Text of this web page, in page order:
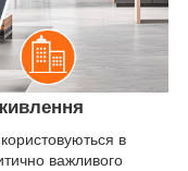
в
важливого